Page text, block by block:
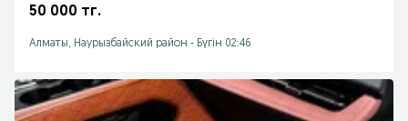
50 000 тг.
Алматы, Наурызбайский район - Бүгін 02:46